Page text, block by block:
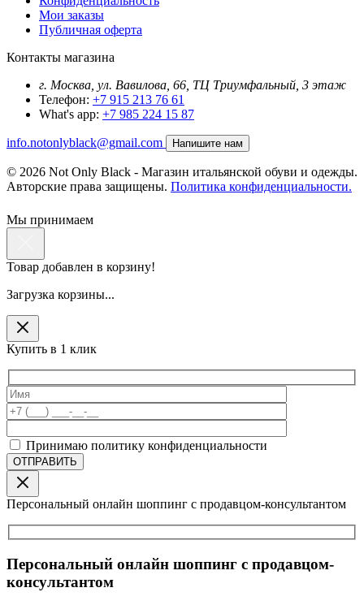
Мои заказы
Публичная оферта
Контакты магазина
г. Москва, ул. Вавилова, 66, ТЦ Триумфальный, 3 этаж
Телефон: +7 915 213 76 61
What's app: +7 985 224 15 87
info.notonlyblack@gmail.com Напишите нам
© 2026 Not Only Black - Магазин итальянской обуви и одежды.
Авторские права защищены. Политика конфиденциальности.
Мы принимаем
Товар добавлен в корзину!
Загрузка корзины...
Купить в 1 клик
Принимаю политику конфиденциальности
Персональный онлайн шоппинг с продавцом-консультантом
Персональный онлайн шоппинг с продавцом-
консультантом